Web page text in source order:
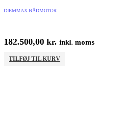
DIEMMAX BÅDMOTOR
182.500,00 kr. inkl. moms
TILFØJ TIL KURV